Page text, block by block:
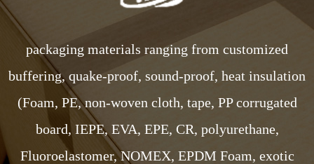
packaging materials ranging from customized
buffering, quake-proof, sound-proof, heat insulation
(Foam, PE, non-woven cloth, tape, PP corrugated
board, IEPE, EVA, EPE, CR, polyurethane,
Fluoroelastomer, NOMEX, EPDM Foam, exotic